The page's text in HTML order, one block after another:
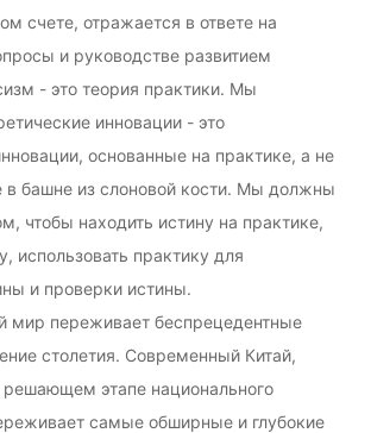
счете, отражается в ответе на
и руководстве развитием
- это теория практики. Мы
инновации - это
основанные на практике, а не
в башне из слоновой кости. Мы должны
чтобы находить истину на практике,
использовать практику для
и проверки истины.
переживает беспрецедентные
столетия. Современный Китай,
этапе национального
самые обширные и глубокие